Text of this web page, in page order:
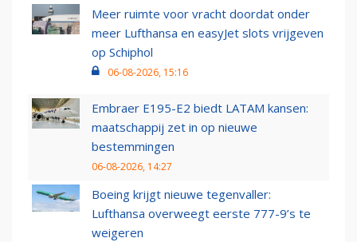
Meer ruimte voor vracht doordat onder
meer Lufthansa en easyJet slots vrijgeven
op Schiphol
06-08-2026, 15:16
Embraer E195-E2 biedt LATAM kansen:
maatschappij zet in op nieuwe
bestemmingen
06-08-2026, 14:27
Boeing krijgt nieuwe tegenvaller:
Lufthansa overweegt eerste 777-9’s te
weigeren